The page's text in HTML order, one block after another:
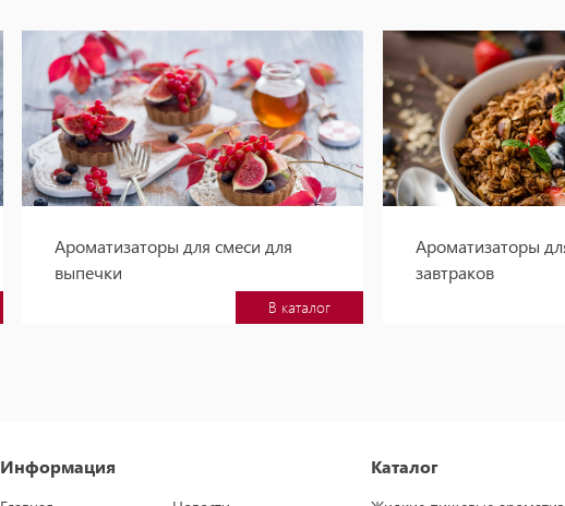
Ароматизаторы для смеси для
выпечки
В каталог
Ароматизаторы
завтраков
Информация Каталог